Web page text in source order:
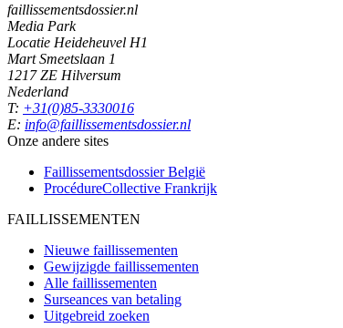
faillissementsdossier.nl
Media Park
Locatie Heideheuvel H1
Mart Smeetslaan 1
1217 ZE Hilversum
Nederland
T: +31(0)85-3330016
E: info@faillissementsdossier.nl
Onze andere sites
Faillissementsdossier België
ProcédureCollective Frankrijk
FAILLISSEMENTEN
Nieuwe faillissementen
Gewijzigde faillissementen
Alle faillissementen
Surseances van betaling
Uitgebreid zoeken